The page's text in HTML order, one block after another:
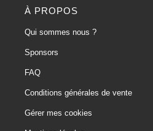
À PROPOS
Qui sommes nous ?
Sponsors
FAQ
Conditions générales de vente
Gérer mes cookies